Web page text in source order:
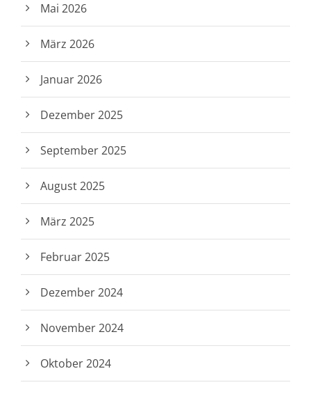
Mai 2026
März 2026
Januar 2026
Dezember 2025
September 2025
August 2025
März 2025
Februar 2025
Dezember 2024
November 2024
Oktober 2024